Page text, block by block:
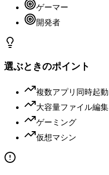
ゲーマー
開発者
選ぶときのポイント
複数アプリ同時起動
大容量ファイル編集
ゲーミング
仮想マシン